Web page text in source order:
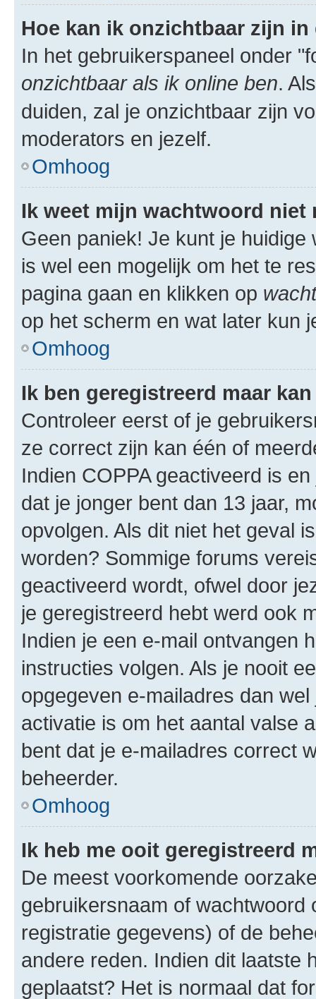
Hoe kan ik onzichtbaar zijn
In het gebruikerspaneel onder
onzichtbaar als ik online ben.
duiden, zal je onzichtbaar zijn
moderators en jezelf.
Omhoog
Ik weet mijn wachtwoord niet
Geen paniek! Je kunt je
is wel een mogelijk om het te
pagina gaan en klikken op
op het scherm en wat later kun
Omhoog
Ik ben geregistreerd maar
Controleer eerst of je
ze correct zijn kan één of
Indien COPPA geactiveerd is
dat je jonger bent dan 13 jaar,
opvolgen. Als dit niet het geval
worden? Sommige forums
geactiveerd wordt, ofwel door
je geregistreerd hebt werd ook
Indien je een e-mail ontvangen
instructies volgen. Als je nooit
opgegeven e-mailadres dan
activatie is om het aantal valse
bent dat je e-mailadres correct
beheerder.
Omhoog
Ik heb me ooit geregistreerd
De meest voorkomende
gebruikersnaam of wachtwoord
registratie gegevens) of de
andere reden. Indien dit laatste
geplaatst? Het is normaal dat